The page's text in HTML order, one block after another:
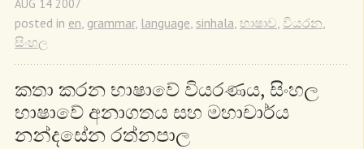
AUG 14 2007
posted in en, grammar, language, sinhala, භාෂාව, වියරන,
සිංහල
කතා කරන භාෂාවේ වියරණය, සිංහල
භාෂාවේ අනාගතය සහ මහාචාර්ය
නන්දසේන රත්නපාල